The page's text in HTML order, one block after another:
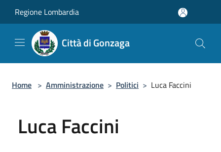
Regione Lombardia
Città di Gonzaga
Home > Amministrazione > Politici > Luca Faccini
Luca Faccini